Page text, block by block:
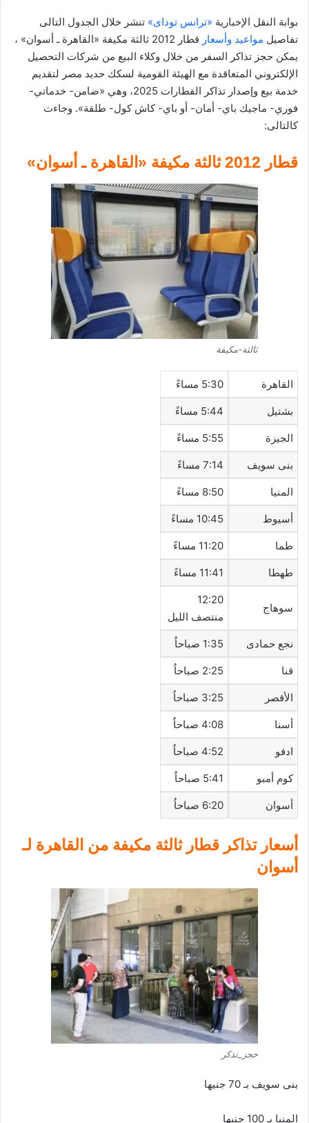
ا
بوابة النقل الإخبارية «ترانس توداى» تنشر خلال الجدول التالى
تفاصيل مواعيد وأسعار
قطار 2012 ثالثة مكيفة «القاهرة ـ أسوان» ،
يمكن حجز تذاكر السفر من خلال وكلاء البيع من شركات التحصيل
الإلكتروني المتعاقدة مع الهيئة القومية لسكك حديد مصر لتقديم
خدمة بيع وإصدار تذاكر القطارات 2025، وهي «ضامن- خدماتي-
فوري- ماجيك باي- أمان- أو باي- كاش كول- طلقة». وجاءت
كالتالى:
قطار 2012 ثالثة مكيفة «القاهرة ـ أسوان»
ثالثة-مكيفة
القاهرة 5:30 مساءً
بشتيل 5:44 مساءً
الجيزة 5:55 مساءً
بنى سويف 7:14 مساءً
المنيا 8:50 مساءً
أسيوط 10:45 مساءً
طما 11:20 مساءً
طهطا 11:41 مساءً
سوهاج
12:20
منتصف الليل
نجع حمادى 1:35 صباحاُ
قنا 2:25 صباحاُ
الأقصر 3:25 صباحاُ
أسنا 4:08 صباحاُ
ادفو 4:52 صباحاُ
كوم أمبو 5:41 صباحاُ
أسوان 6:20 صباحاُ
أسعار تذاكر قطار ثالثة مكيفة من القاهرة لـ
أسوان
حجز_تذكر
بنى سويف بـ 70 جنيها
المنيا بـ 100 جنيها